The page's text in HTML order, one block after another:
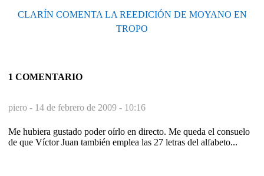
CLARÍN COMENTA LA REEDICIÓN DE MOYANO EN
TROPO
1 COMENTARIO
piero - 14 de febrero de 2009 - 10:16
Me hubiera gustado poder oírlo en directo. Me queda el consuelo
de que Víctor Juan también emplea las 27 letras del alfabeto...